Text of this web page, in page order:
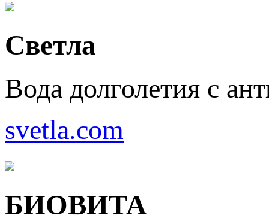
Светла
Вода долголетия с
svetla.com
БИОВИТА